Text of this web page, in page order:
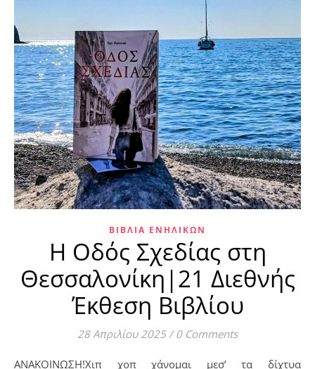
ΒΙΒΛΊΑ ΕΝΗΛΊΚΩΝ
Η Οδός Σχεδίας στη
Θεσσαλονίκη|21 Διεθνής
Έκθεση Βιβλίου
28 Απριλίου 2025 / 0 Comments
ΑΝΑΚΟΙΝΩΣΗ!Χιπ χοπ χάνομαι μεσ’ τα δίχτυα